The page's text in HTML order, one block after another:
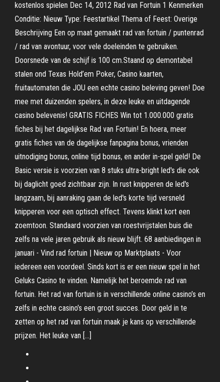
kostenlos spielen Dec 14, 2012 Rad van Fortuin 1 Kenmerken
Conditie: Nieuw Type: Feestartikel Thema of Feest: Overige
Beschrijving Een op maat gemaakt rad van fortuin / puntenrad
/ rad van avontuur, voor vele doeleinden te gebruiken.
Doorsnede van de schijf is 100 cm.Staand op demontabel
stalen ond Texas Hold’em Poker, Casino kaarten,
fruitautomaten die JOU een echte casino beleving geven! Doe
mee met duizenden spelers, in deze leuke en uitdagende
casino belevenis! GRATIS FICHES Win tot 1.000.000 gratis
fiches bij het dagelijkse Rad van Fortuin! En hoera, meer
gratis fiches van de dagelijkse fanpagina bonus, vrienden
uitnodiging bonus, online tijd bonus, en ander in-spel geld! De
Basic versie is voorzien van 8 stuks ultra-bright led's die ook
bij daglicht goed zichtbaar zijn. In rust knipperen de led's
langzaam, bij aanraking gaan de led's korte tijd versneld
knipperen voor een optisch effect. Tevens klinkt kort een
zoemtoon. Standaard voorzien van roestvrijstalen buis die
zelfs na vele jaren gebruik als nieuw blijft. 68 aanbiedingen in
januari - Vind rad fortuin | Nieuw op Marktplaats - Voor
iedereen een voordeel. Sinds kort is er een nieuw spel in het
Geluks Casino te vinden. Namelijk het beroemde rad van
fortuin. Het rad van fortuin is in verschillende online casino’s en
zelfs in echte casino’s een groot succes. Door geld in te
zetten op het rad van fortuin maak je kans op verschillende
prijzen. Het leuke van […]